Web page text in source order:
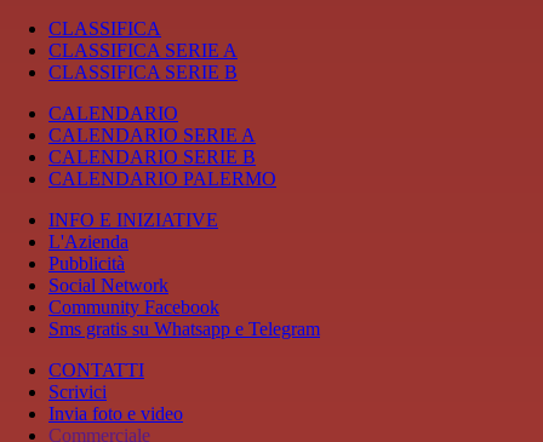
CLASSIFICA
CLASSIFICA SERIE A
CLASSIFICA SERIE B
CALENDARIO
CALENDARIO SERIE A
CALENDARIO SERIE B
CALENDARIO PALERMO
INFO E INIZIATIVE
L'Azienda
Pubblicità
Social Network
Community Facebook
Sms gratis su Whatsapp e Telegram
CONTATTI
Scrivici
Invia foto e video
Commerciale